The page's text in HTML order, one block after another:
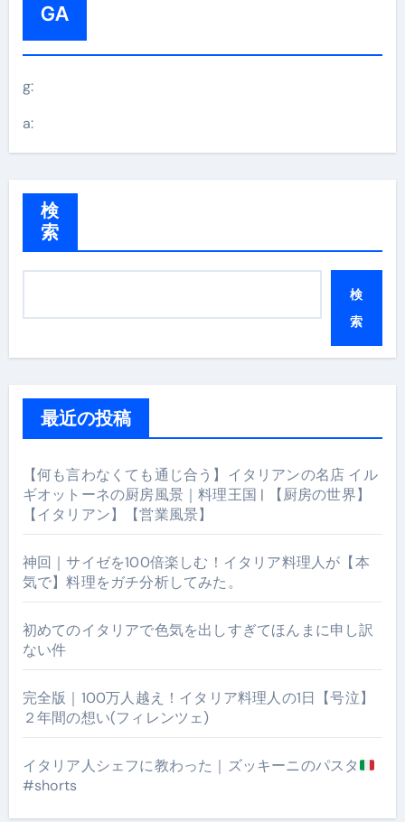
GA
g:
a:
検
索
検
索
最近の投稿
【何も言わなくても通じ合う】イタリアンの名店 イル
ギオットーネの厨房風景｜料理王国 | 【厨房の世界】
【イタリアン】【営業風景】
神回｜サイゼを100倍楽しむ！イタリア料理人が【本
気で】料理をガチ分析してみた。
初めてのイタリアで色気を出しすぎてほんまに申し訳
ない件
完全版｜100万人越え！イタリア料理人の1日【号泣】
２年間の想い(フィレンツェ)
イタリア人シェフに教わった｜ズッキーニのパスタ
#shorts